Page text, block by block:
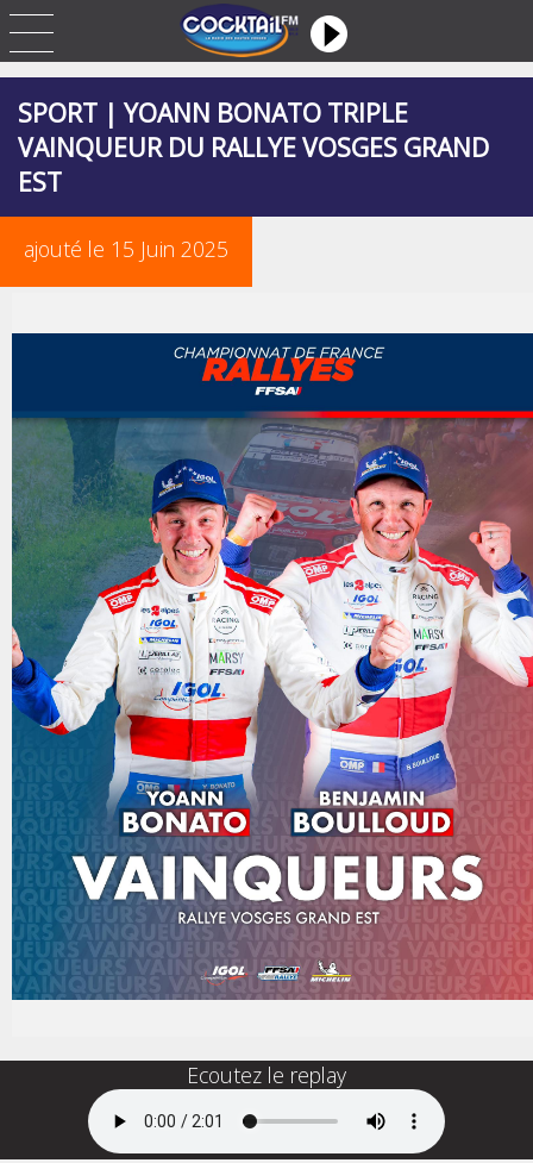
SPORT | YOANN BONATO TRIPLE
VAINQUEUR DU RALLYE VOSGES GRAND
EST
ajouté le 15 Juin 2025
Ecoutez le replay